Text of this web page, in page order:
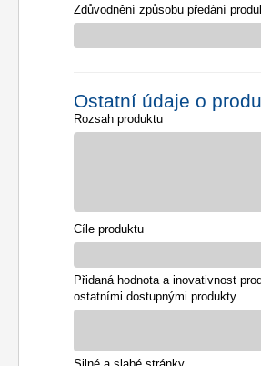
Zdůvodnění způsobu předání
Ostatní údaje o
Rozsah produktu
Cíle produktu
Přidaná hodnota a inovativnost
ostatními dostupnými produkty